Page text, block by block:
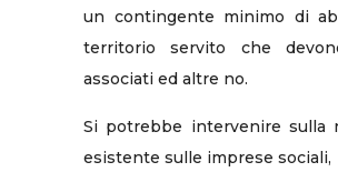
un contingente minimo di
territorio servito che
associati ed altre no.
Si potrebbe intervenire sulla
esistente sulle imprese sociali,